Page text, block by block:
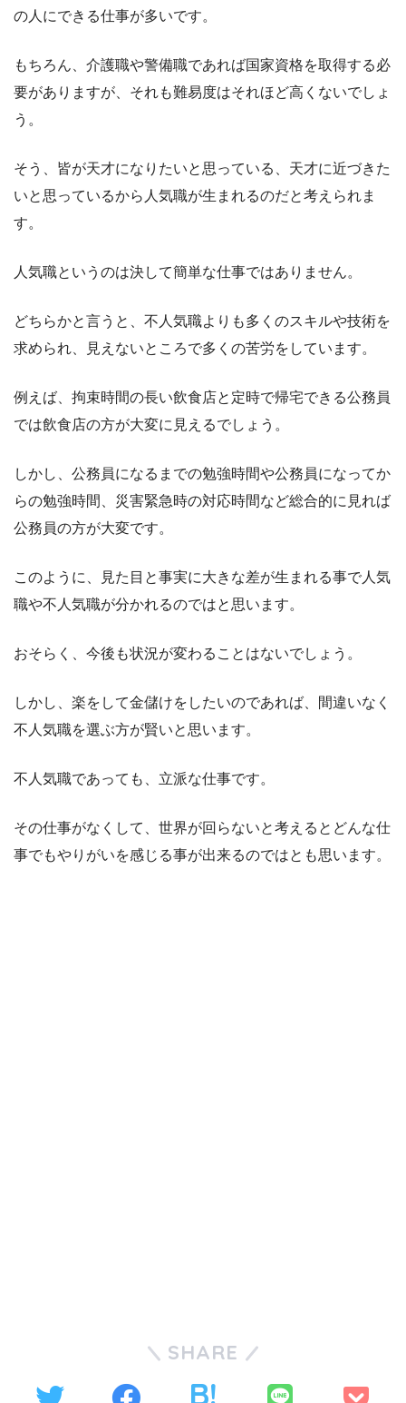
の人にできる仕事が多いです。
もちろん、介護職や警備職であれば国家資格を取得する必
要がありますが、それも難易度はそれほど高くないでしょ
う。
そう、皆が天才になりたいと思っている、天才に近づきた
いと思っているから人気職が生まれるのだと考えられま
す。
人気職というのは決して簡単な仕事ではありません。
どちらかと言うと、不人気職よりも多くのスキルや技術を
求められ、見えないところで多くの苦労をしています。
例えば、拘束時間の長い飲食店と定時で帰宅できる公務員
では飲食店の方が大変に見えるでしょう。
しかし、公務員になるまでの勉強時間や公務員になってか
らの勉強時間、災害緊急時の対応時間など総合的に見れば
公務員の方が大変です。
このように、見た目と事実に大きな差が生まれる事で人気
職や不人気職が分かれるのではと思います。
おそらく、今後も状況が変わることはないでしょう。
しかし、楽をして金儲けをしたいのであれば、間違いなく
不人気職を選ぶ方が賢いと思います。
不人気職であっても、立派な仕事です。
その仕事がなくして、世界が回らないと考えるとどんな仕
事でもやりがいを感じる事が出来るのではとも思います。
SHARE